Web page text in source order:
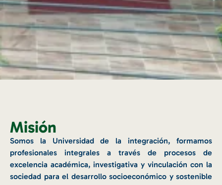
Misión
Somos la Universidad de la integración, formamos
profesionales integrales a través de procesos de
excelencia académica, investigativa y vinculación con la
sociedad para el desarrollo socioeconómico y sostenible